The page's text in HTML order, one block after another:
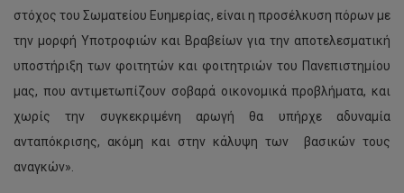
στόχος του Σωματείου Ευημερίας, είναι η προσέλκυση πόρων με
την μορφή Υποτροφιών και Βραβείων για την αποτελεσματική
υποστήριξη των φοιτητών και φοιτητριών του Πανεπιστημίου
μας, που αντιμετωπίζουν σοβαρά οικονομικά προβλήματα, και
χωρίς την συγκεκριμένη αρωγή θα υπήρχε αδυναμία
ανταπόκρισης, ακόμη και στην κάλυψη των βασικών τους
αναγκών».